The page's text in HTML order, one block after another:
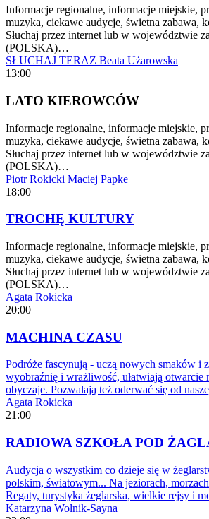
Informacje regionalne, informacje miejskie,
muzyka, ciekawe audycje, świetna zabawa,
Słuchaj przez internet lub w województwie
(POLSKA)…
SŁUCHAJ TERAZ Beata Użarowska
13:00
LATO KIEROWCÓW
Informacje regionalne, informacje miejskie,
muzyka, ciekawe audycje, świetna zabawa,
Słuchaj przez internet lub w województwie
(POLSKA)…
Piotr Rokicki Maciej Papke
18:00
TROCHĘ KULTURY
Informacje regionalne, informacje miejskie,
muzyka, ciekawe audycje, świetna zabawa,
Słuchaj przez internet lub w województwie
(POLSKA)…
Agata Rokicka
20:00
MACHINA CZASU
Podróże fascynują - uczą nowych smaków i
wyobraźnię i wrażliwość, ułatwiają otwarcie
obyczaje. Pozwalają też oderwać się od
Agata Rokicka
21:00
RADIOWA SZKOŁA POD
Audycja o wszystkim co dzieje się w
polskim, światowym... Na jeziorach,
Regaty, turystyka żeglarska, wielkie rejsy i
Katarzyna Wolnik-Sayna